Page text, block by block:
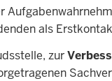
als
zur